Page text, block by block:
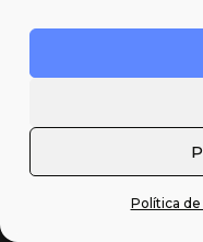
Política de
Email: